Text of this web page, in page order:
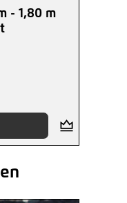
- 1,80 m